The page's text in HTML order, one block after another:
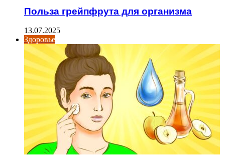
Польза грейпфрута для организма
13.07.2025
Здоровье